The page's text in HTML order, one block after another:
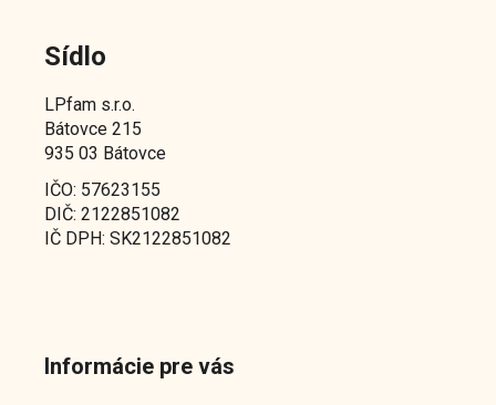
Sídlo
LPfam s.r.o.
Bátovce 215
935 03 Bátovce
IČO: 57623155
DIČ: 2122851082
IČ DPH: SK2122851082
Informácie pre vás